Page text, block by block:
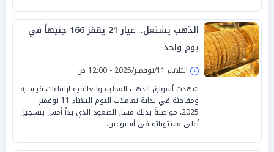
الذهب يشتعل.. عيار 21 يقفز 166 جنيهاً في
يوم واحد
الثلاثاء 11/نوفمبر/2025 - 12:00 ص
شهدت أسواق الذهب المحلية والعالمية ارتفاعات قياسية
ومفاجئة في بداية تعاملات اليوم الثلاثاء 11 نوفمبر
2025، مواصلةً بذلك مسار الصعود الذي بدأ أمس بتسجيل
أعلى مستوياته في أسبوعين.